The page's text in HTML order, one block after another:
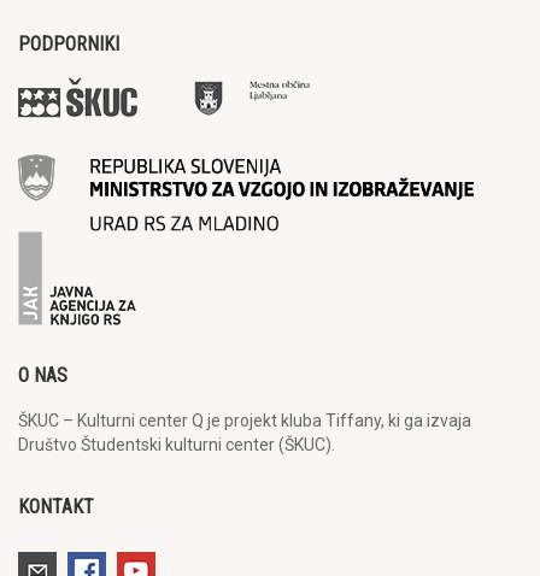
PODPORNIKI
O NAS
ŠKUC – Kulturni center Q je projekt kluba Tiffany, ki ga izvaja
Društvo Študentski kulturni center (ŠKUC).
KONTAKT